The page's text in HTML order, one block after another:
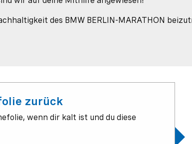
des BMW BERLIN-MARATHON
zurück
wenn dir kalt ist und du diese